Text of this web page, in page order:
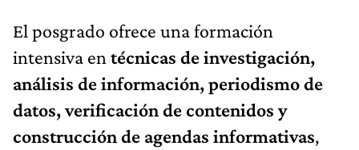
El posgrado ofrece una formación
intensiva en técnicas de investigación,
análisis de información, periodismo de
datos, verificación de contenidos y
construcción de agendas informativas,